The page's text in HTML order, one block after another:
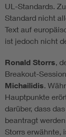
UL-Standards.
Standard nicht
Text auf
ist jedoch nicht
Ronald Storrs,
Breakout-
Michailidis.
Hauptpunkte
darüber, dass
beantragt
Storrs erwähnte,